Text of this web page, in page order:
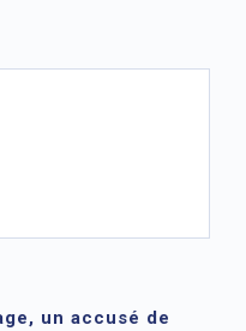
un accusé de